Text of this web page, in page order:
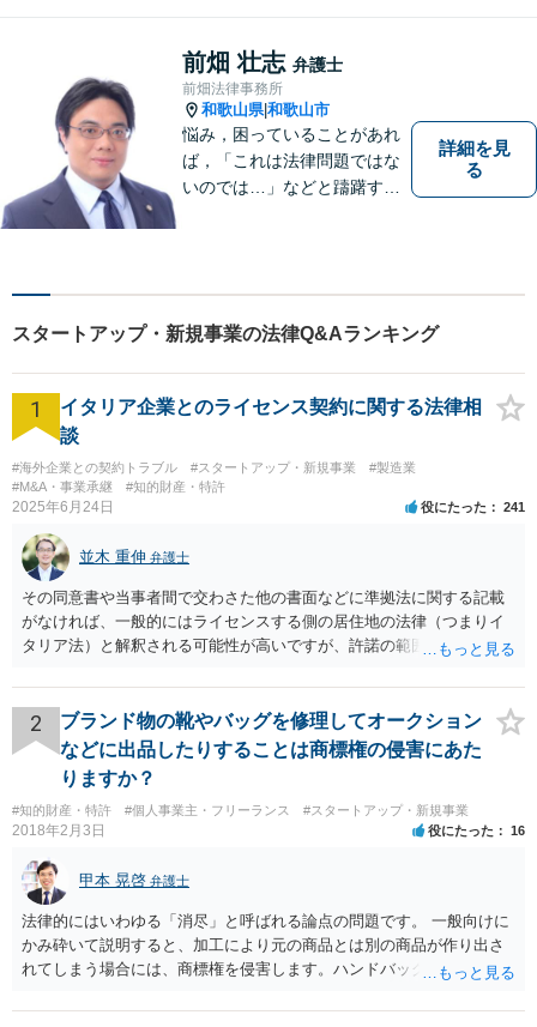
す。一人で悩まず、まずはご
相談ください。あなたの灯り
となれるよう誠心誠意努めま
す。
前畑 壮志 弁護士
前畑法律事務所
和歌山県|和歌山市
悩み，困っていることがあれ
ば，「これは法律問題ではな
いのでは…」などと躊躇する
おります。弁護士前畑壮志は
ようお手伝いいたします。
詳細を見
る
スタートアップ・新規事業の法律Q&Aランキング
1
イタリア企業とのライセンス契約に関する法律相
談
#海外企業との契約トラブル #スタートアップ・新規事業
#製造業
#M&A・事業承継
#知的財産・特許
2025年6月24日 役にたった 241
並木 重伸 弁護士
その同意書や当事者間で交わさた他の書面などに準拠法に関する記載
がなければ、一般的にはライセンスする側の居住地の法律（つまりイ
タリア法）と解釈される可能性が高いですが、許諾の範囲が日本国内
あります。 なお、仮に日本法になるとしても、新しい会社との間で契
約が有効かどうかは、ライセンスされた権利の種類（著作権、商標
権、特許権など）や契約の時期などを見て判断する必要があります。
いずれにせよ具体的事情が分からないと確定的な回答は難しいと思わ
れますので、弁護士に直接相談されることをお勧めします。
2
ブランド物の靴やバッグを修理してオークション
などに出品したりすることは商標権の侵害にあた
りますか？
#知的財産・特許 #個人事業主・フリーランス #スタートアップ・新規事業
2018年2月3日 役にたった 16
甲本 晃啓 弁護士
法律的にはいわゆる「消尽」と呼ばれる論点の問題です。 一般向けに
かみ砕いて説明すると、加工により元の商品とは別の商品が作り出さ
れてしまう場合には、商標権を侵害します。ハンドバッグをポーチに
ための加工（一般にいう修理）は、商標権を侵害しません。 商標権者